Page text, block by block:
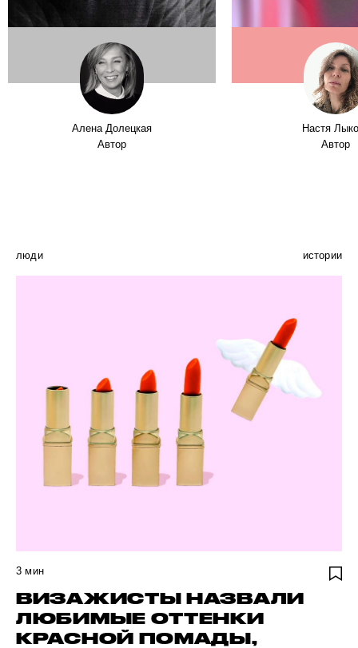
Алена Долецкая
Автор
Настя
Автор
люди истории
3 мин
ВИЗАЖИСТЫ НАЗВАЛИ
ЛЮБИМЫЕ ОТТЕНКИ
КРАСНОЙ ПОМАДЫ,